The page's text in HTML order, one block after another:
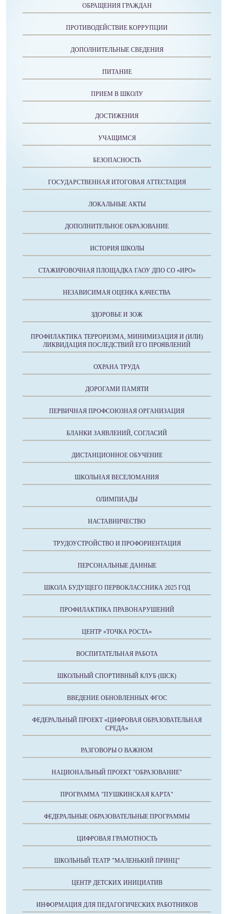
ОБРАЩЕНИЯ ГРАЖДАН
ПРОТИВОДЕЙСТВИЕ КОРРУПЦИИ
ДОПОЛНИТЕЛЬНЫЕ СВЕДЕНИЯ
ПИТАНИЕ
ПРИЕМ В ШКОЛУ
ДОСТИЖЕНИЯ
УЧАЩИМСЯ
БЕЗОПАСНОСТЬ
ГОСУДАРСТВЕННАЯ ИТОГОВАЯ АТТЕСТАЦИЯ
ЛОКАЛЬНЫЕ АКТЫ
ДОПОЛНИТЕЛЬНОЕ ОБРАЗОВАНИЕ
ИСТОРИЯ ШКОЛЫ
СТАЖИРОВОЧНАЯ ПЛОЩАДКА ГАОУ ДПО СО «ИРО»
НЕЗАВИСИМАЯ ОЦЕНКА КАЧЕСТВА
ЗДОРОВЬЕ И ЗОЖ
ПРОФИЛАКТИКА ТЕРРОРИЗМА, МИНИМИЗАЦИЯ И (ИЛИ)
ЛИКВИДАЦИЯ ПОСЛЕДСТВИЙ ЕГО ПРОЯВЛЕНИЙ
ОХРАНА ТРУДА
ДОРОГАМИ ПАМЯТИ
ПЕРВИЧНАЯ ПРОФСОЮЗНАЯ ОРГАНИЗАЦИЯ
БЛАНКИ ЗАЯВЛЕНИЙ, СОГЛАСИЙ
ДИСТАНЦИОННОЕ ОБУЧЕНИЕ
ШКОЛЬНАЯ ВЕСЕЛОМАНИЯ
ОЛИМПИАДЫ
НАСТАВНИЧЕСТВО
ТРУДОУСТРОЙСТВО И ПРОФОРИЕНТАЦИЯ
ПЕРСОНАЛЬНЫЕ ДАННЫЕ
ШКОЛА БУДУЩЕГО ПЕРВОКЛАССНИКА 2025 ГОД
ПРОФИЛАКТИКА ПРАВОНАРУШЕНИЙ
ЦЕНТР «ТОЧКА РОСТА»
ВОСПИТАТЕЛЬНАЯ РАБОТА
ШКОЛЬНЫЙ СПОРТИВНЫЙ КЛУБ (ШСК)
ВВЕДЕНИЕ ОБНОВЛЕННЫХ ФГОС
ФЕДЕРАЛЬНЫЙ ПРОЕКТ «ЦИФРОВАЯ ОБРАЗОВАТЕЛЬНАЯ
СРЕДА»
РАЗГОВОРЫ О ВАЖНОМ
НАЦИОНАЛЬНЫЙ ПРОЕКТ "ОБРАЗОВАНИЕ"
ПРОГРАММА "ПУШКИНСКАЯ КАРТА"
ФЕДЕРАЛЬНЫЕ ОБРАЗОВАТЕЛЬНЫЕ ПРОГРАММЫ
ЦИФРОВАЯ ГРАМОТНОСТЬ
ШКОЛЬНЫЙ ТЕАТР "МАЛЕНЬКИЙ ПРИНЦ"
ЦЕНТР ДЕТСКИХ ИНИЦИАТИВ
ИНФОРМАЦИЯ ДЛЯ ПЕДАГОГИЧЕСКИХ РАБОТНИКОВ